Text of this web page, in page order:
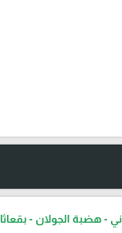
- هضبة الجولان - بقعاثا